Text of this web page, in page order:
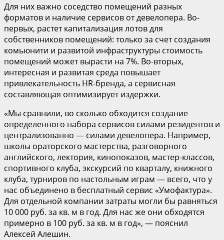
Для них важно соседство помещений разных
форматов и наличие сервисов от девелопера. Во-
первых, растет капитализация лотов для
собственников помещений: только за счет создания
комьюнити и развитой инфраструктуры стоимость
помещений может вырасти на 7%. Во-вторых,
интересная и развитая среда повышает
привлекательность HR-бренда, а сервисная
составляющая оптимизирует издержки.
«Мы сравнили, во сколько обходится создание
определенного набора сервисов силами резидентов и
централизованно — силами девелопера. Например,
школы ораторского мастерства, разговорного
английского, лектория, кинопоказов, мастер-классов,
спортивного клуба, экскурсий по кварталу, книжного
клуба, турниров по настольным играм — всего, что у
нас объединено в бесплатный сервис «Умофактура».
Для отдельной компании затраты могли бы равняться
10 000 руб. за кв. м в год. Для нас же они обходятся
примерно в 100 руб. за кв. м в год», — пояснил
Алексей Алешин.